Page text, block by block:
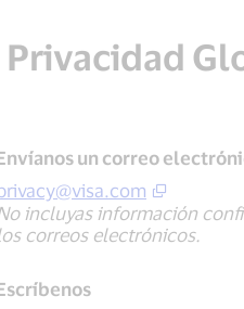
un correo
incluyas información
correos electrónicos.